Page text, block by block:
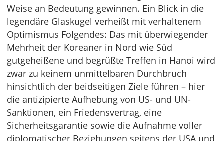
Weise an Bedeutung gewinnen. Ein Blick in die
legendäre Glaskugel verheißt mit verhaltenem
Optimismus Folgendes: Das mit überwiegender
Mehrheit der Koreaner in Nord wie Süd
gutgeheißene und begrüßte Treffen in Hanoi wird
zwar zu keinem unmittelbaren Durchbruch
hinsichtlich der beidseitigen Ziele führen – hier
die antizipierte Aufhebung von US- und UN-
Sanktionen, ein Friedensvertrag, eine
Sicherheitsgarantie sowie die Aufnahme voller
diplomatischer Beziehungen seitens der USA und